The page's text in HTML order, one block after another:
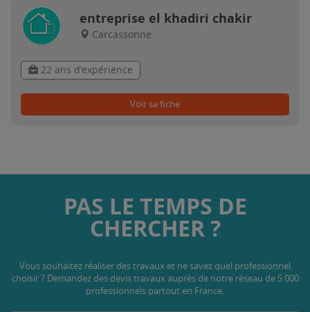
entreprise el khadiri chakir
Carcassonne
22 ans d'expérience
Voir sa fiche
PAS LE TEMPS DE
CHERCHER ?
Vous souhaitez réaliser des travaux et ne savez quel professionnel
choisir ? Demandez des devis travaux auprès de notre réseau de 5 000
professionnels partout en France.